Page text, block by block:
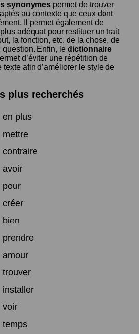
synonymes permet de trouver
au contexte que ceux dont
Il permet également de
adéquat pour restituer un trait
la fonction, etc. de la chose, de
question. Enfin, le dictionnaire
d’éviter une répétition de
texte afin d’améliorer le style de
plus recherchés
en plus
mettre
contraire
avoir
pour
créer
bien
prendre
amour
trouver
installer
voir
temps